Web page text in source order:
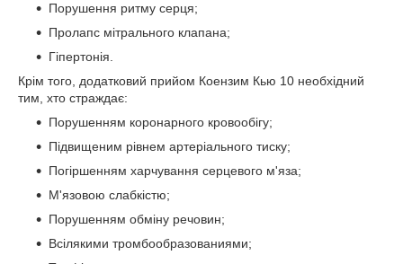
Порушення ритму серця;
Пролапс мітрального клапана;
Гіпертонія.
Крім того, додатковий прийом Коензим Кью 10 необхідний
тим, хто страждає:
Порушенням коронарного кровообігу;
Підвищеним рівнем артеріального тиску;
Погіршенням харчування серцевого м'яза;
М'язовою слабкістю;
Порушенням обміну речовин;
Всілякими тромбообразованиями;